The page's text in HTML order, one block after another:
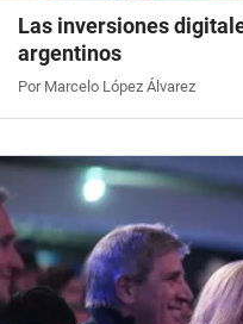
Las inversiones
argentinos
Por Marcelo López Álvarez